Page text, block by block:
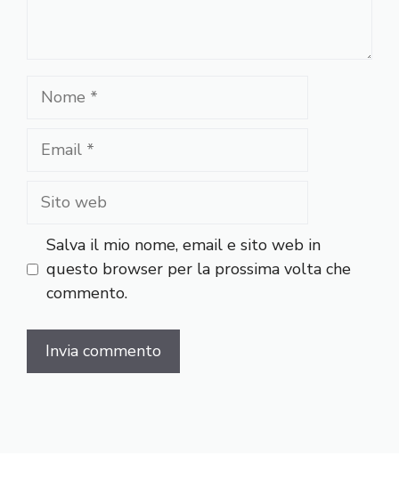
Nome
Email
Sito
Salva il mio nome, email e sito web in
questo browser per la prossima volta che
commento.